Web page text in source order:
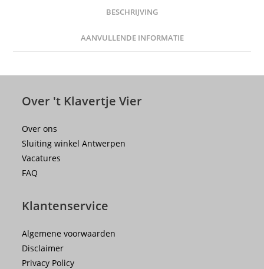
BESCHRIJVING
AANVULLENDE INFORMATIE
Over 't Klavertje Vier
Over ons
Sluiting winkel Antwerpen
Vacatures
FAQ
Klantenservice
Algemene voorwaarden
Disclaimer
Privacy Policy